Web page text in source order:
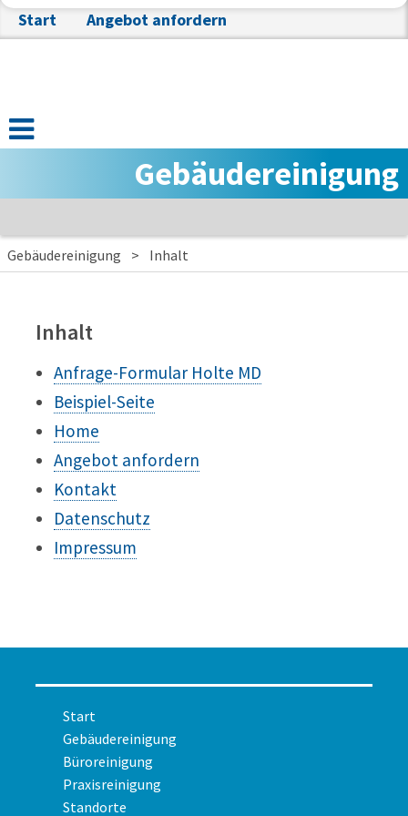
Start Angebot anfordern
Gebäudereinigung
Gebäudereinigung > Inhalt
Inhalt
Anfrage-Formular Holte MD
Beispiel-Seite
Home
Angebot anfordern
Kontakt
Datenschutz
Impressum
Start
Gebäudereinigung
Büroreinigung
Praxisreinigung
Standorte